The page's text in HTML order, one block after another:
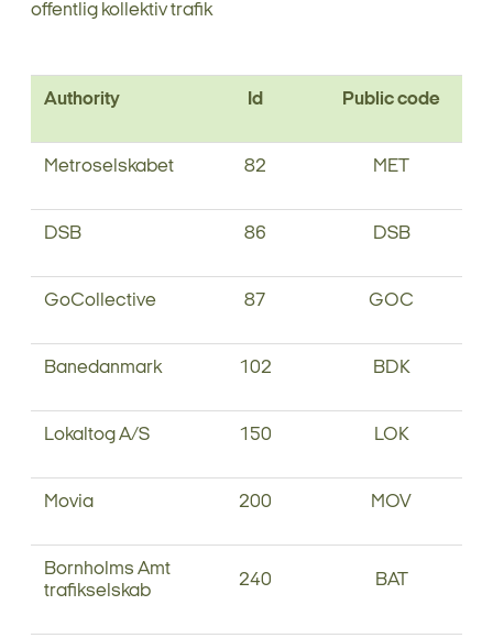
offentlig kollektiv trafik
Authority Id Public code
Metroselskabet 82 MET
DSB 86 DSB
GoCollective 87 GOC
Banedanmark 102 BDK
Lokaltog A/S 150 LOK
Movia 200 MOV
Bornholms Amt
trafikselskab
240 BAT